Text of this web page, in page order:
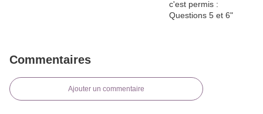
Commentaires
Ajouter un commentaire